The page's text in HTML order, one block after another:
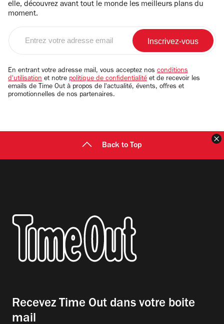
elle, découvrez avant tout le monde les meilleurs plans du
moment.
email
En entrant votre adresse mail, vous acceptez nos conditions
d'utilisation et notre politique de confidentialité et de recevoir les
emails de Time Out à propos de l'actualité, évents, offres et
promotionnelles de nos partenaires.
Back to Top
Recevez Time Out dans votre boite
mail